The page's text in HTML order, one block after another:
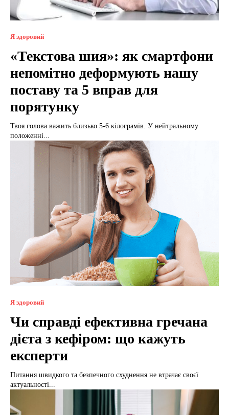
Я здоровий
«Текстова шия»: як смартфони
непомітно деформують нашу
поставу та 5 вправ для
порятунку
Твоя голова важить близько 5-6 кілограмів. У нейтральному
положенні...
Я здоровий
Чи справді ефективна гречана
дієта з кефіром: що кажуть
експерти
Питання швидкого та безпечного схуднення не втрачає своєї
актуальності...